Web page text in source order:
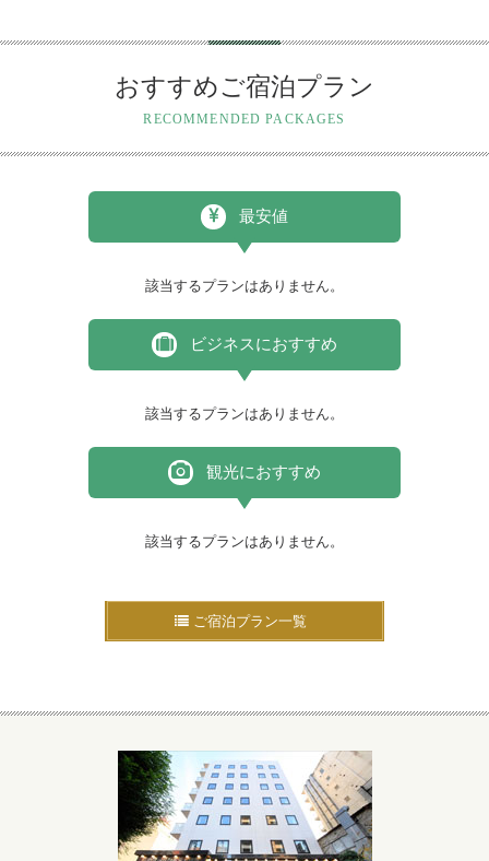
おすすめご宿泊プラン
RECOMMENDED PACKAGES
最安値
該当するプランはありません。
ビジネスにおすすめ
該当するプランはありません。
観光におすすめ
該当するプランはありません。
ご宿泊プラン一覧